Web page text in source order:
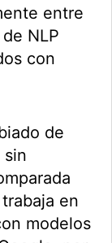
entre
NLP
con
de
sin
en
modelos